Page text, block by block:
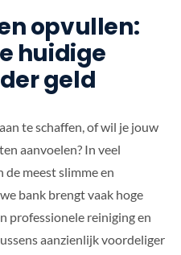
opvullen:
huidige
geld
te schaffen, of wil je jouw
aanvoelen? In veel
de meest slimme en
bank brengt vaak hoge
professionele reiniging en
aanzienlijk voordeliger